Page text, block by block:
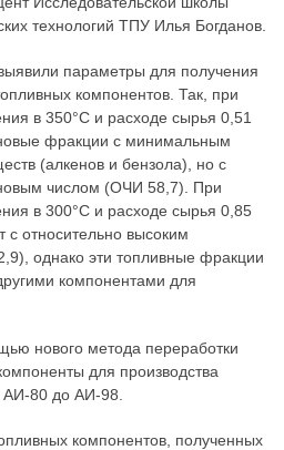
технологий ТПУ Илья Богданов.
параметры для получения
компонентов. Так, при
в 350°C и расходе сырья 0,51
фракции с минимальным
(алкенов и бензола), но с
числом (ОЧИ 58,7). При
в 300°C и расходе сырья 0,85
с относительно высоким
однако эти топливные фракции
компонентами для
нового метода переработки
для производства
АИ-80 до АИ-98.
компонентов, полученных